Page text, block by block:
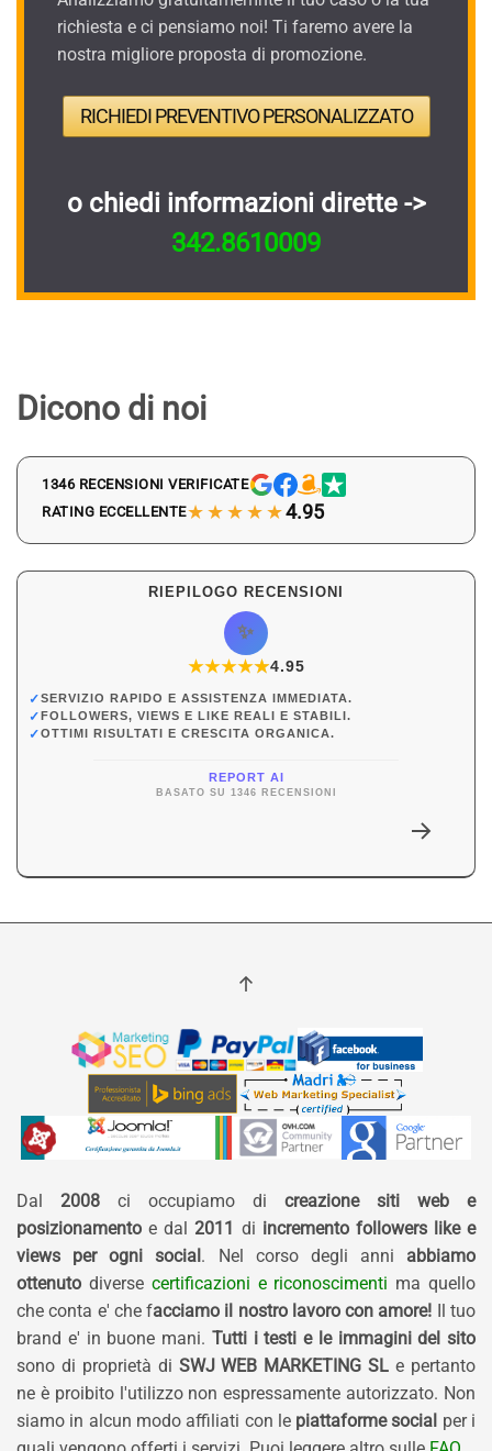
richiesta e ci pensiamo noi! Ti faremo avere la
nostra migliore proposta di promozione.
RICHIEDI PREVENTIVO PERSONALIZZATO
o chiedi informazioni dirette ->
342.8610009
Dicono di noi
1346 RECENSIONI VERIFICATE
RATING ECCELLENTE★★★★★4.95
RIEPILOGO RECENSIONI
✨
★★★★★
★4.95
✓SERVIZIO RAPIDO E ASSISTENZA IMMEDIATA.
✓FOLLOWERS, VIEWS E LIKE REALI E STABILI.
✓OTTIMI RISULTATI E CRESCITA ORGANICA.
REPORT AI
BASATO SU 1346 RECENSIONI
Dal 2008 ci occupiamo di creazione siti web e
posizionamento e dal 2011 di incremento followers like e
views per ogni social. Nel corso degli anni abbiamo
ottenuto diverse certificazioni e riconoscimenti ma quello
che conta e' che facciamo il nostro lavoro con amore! Il tuo
brand e' in buone mani. Tutti i testi e le immagini del sito
sono di proprietà di SWJ WEB MARKETING SL e pertanto
ne è proibito l'utilizzo non espressamente autorizzato. Non
siamo in alcun modo affiliati con le piattaforme social per i